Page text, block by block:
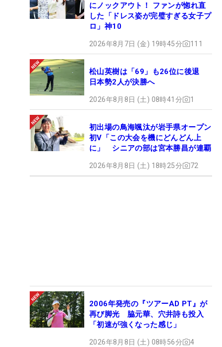
にノックアウト！ ファンが惚れ直
した「ドレス姿が完璧すぎる女子プ
ロ」神10
2026年8月7日 (金) 19時45分 111
松山英樹は「69」も26位に後退
日本勢2人が決勝へ
2026年8月8日 (土) 08時41分 1
初出場の鳥海颯汰が岩手県オープン
初V「この大会を機にどんどん上
に」 シニアの部は宮本勝昌が連覇
2026年8月8日 (土) 18時25分 72
2006年発売の『ツアーAD PT』が
再び脚光 脇元華、穴井詩も投入
「初速が強くなった感じ」
2026年8月8日 (土) 08時56分 4